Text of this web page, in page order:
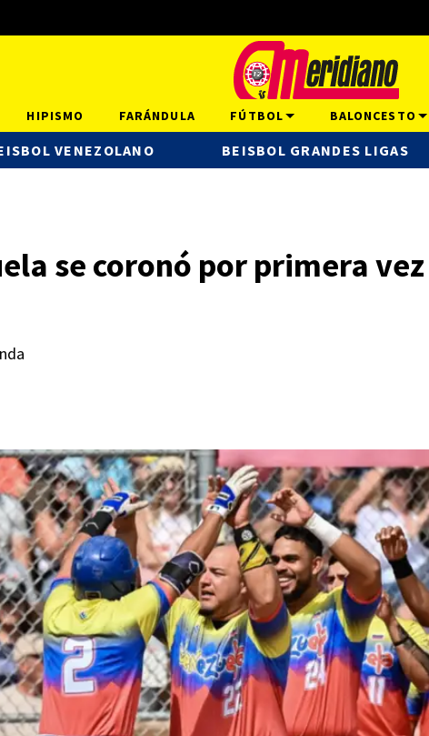
se coronó por primera
VENEZOLANO BEISBOL GRANDES LIGAS
HIPISMO FARÁNDULA FÚTBOL BALONCESTO